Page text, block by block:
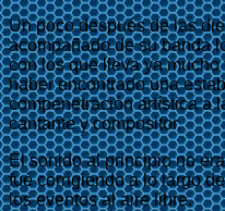
Un poco después de las
acompañado de su banda
con los que lleva ya
haber encontrado una
compenetración artística a
cantante y compositor.
El sonido al principio no
fué corrigiendo a lo largo
los eventos al aire libre.